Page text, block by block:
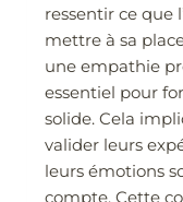
ressentir ce que
mettre à sa
une empathie
essentiel pour
solide. Cela
valider leurs
leurs émotions
compte. Cette